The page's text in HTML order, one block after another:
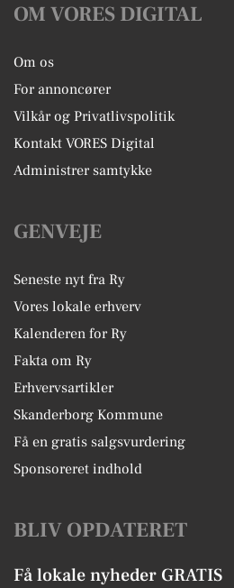
OM VORES DIGITAL
Om os
For annoncører
Vilkår og Privatlivspolitik
Kontakt VORES Digital
Administrer samtykke
GENVEJE
Seneste nyt fra Ry
Vores lokale erhverv
Kalenderen for Ry
Fakta om Ry
Erhvervsartikler
Skanderborg Kommune
Få en gratis salgsvurdering
Sponsoreret indhold
BLIV OPDATERET
Få lokale nyheder GRATIS